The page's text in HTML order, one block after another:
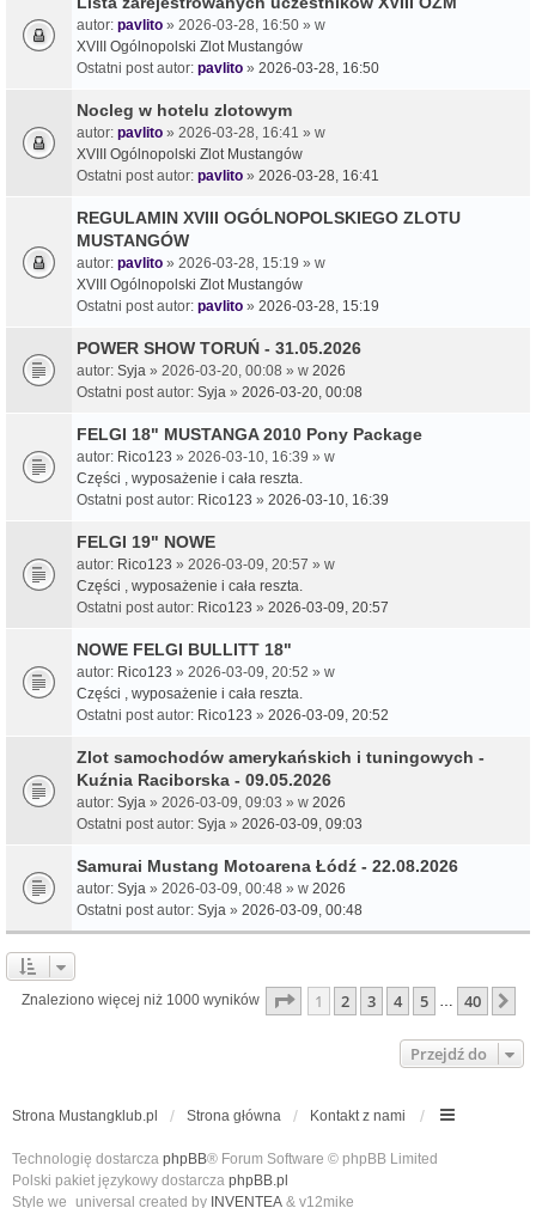
autor: pavlito » 2026-03-28, 16:50 » w
XVIII Ogólnopolski Zlot Mustangów
Ostatni post autor: pavlito » 2026-03-28, 16:50
Nocleg w hotelu zlotowym
autor: pavlito » 2026-03-28, 16:41 » w
XVIII Ogólnopolski Zlot Mustangów
Ostatni post autor: pavlito » 2026-03-28, 16:41
REGULAMIN XVIII OGÓLNOPOLSKIEGO ZLOTU
MUSTANGÓW
autor: pavlito » 2026-03-28, 15:19 » w
XVIII Ogólnopolski Zlot Mustangów
Ostatni post autor: pavlito » 2026-03-28, 15:19
POWER SHOW TORUŃ - 31.05.2026
autor: Syja » 2026-03-20, 00:08 » w 2026
Ostatni post autor: Syja » 2026-03-20, 00:08
FELGI 18" MUSTANGA 2010 Pony Package
autor: Rico123 » 2026-03-10, 16:39 » w
Części , wyposażenie i cała reszta.
Ostatni post autor: Rico123 » 2026-03-10, 16:39
FELGI 19" NOWE
autor: Rico123 » 2026-03-09, 20:57 » w
Części , wyposażenie i cała reszta.
Ostatni post autor: Rico123 » 2026-03-09, 20:57
NOWE FELGI BULLITT 18"
autor: Rico123 » 2026-03-09, 20:52 » w
Części , wyposażenie i cała reszta.
Ostatni post autor: Rico123 » 2026-03-09, 20:52
Zlot samochodów amerykańskich i tuningowych -
Kuźnia Raciborska - 09.05.2026
autor: Syja » 2026-03-09, 09:03 » w 2026
Ostatni post autor: Syja » 2026-03-09, 09:03
Samurai Mustang Motoarena Łódź - 22.08.2026
autor: Syja » 2026-03-09, 00:48 » w 2026
Ostatni post autor: Syja » 2026-03-09, 00:48
Znaleziono więcej niż 1000 wyników Strona1 z40
1 2 3 4 5 … 40
Przejdź do
Strona Mustangklub.pl Strona główna Kontakt z nami
Technologię dostarcza phpBB® Forum Software © phpBB Limited
Polski pakiet językowy dostarcza phpBB.pl
Style we_universal created by INVENTEA & v12mike